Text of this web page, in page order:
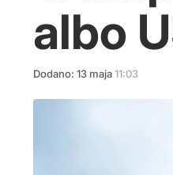
albo
Dodano: 13 maja11:03